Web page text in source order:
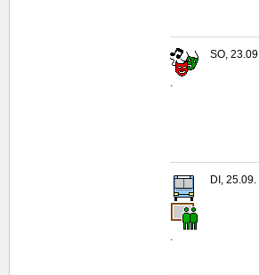
.
SO,
DI, 25.09.